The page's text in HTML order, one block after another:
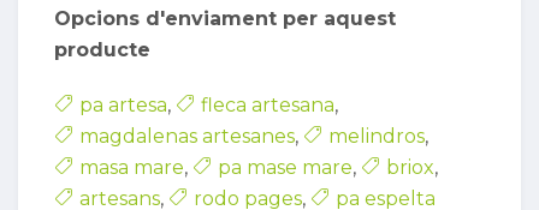
Opcions d'enviament per aquest
producte
pa artesa, fleca artesana,
magdalenas artesanes, melindros,
masa mare, pa mase mare, briox,
artesans, rodo pages, pa espelta